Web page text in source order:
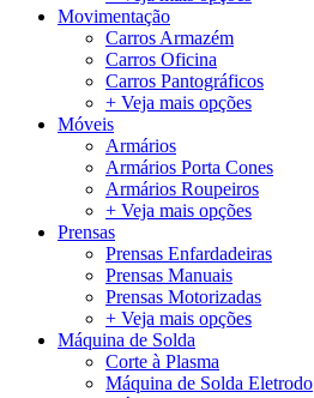
Movimentação
Carros Armazém
Carros Oficina
Carros Pantográficos
+ Veja mais opções
Móveis
Armários
Armários Porta Cones
Armários Roupeiros
+ Veja mais opções
Prensas
Prensas Enfardadeiras
Prensas Manuais
Prensas Motorizadas
+ Veja mais opções
Máquina de Solda
Corte à Plasma
Máquina de Solda Eletrodo